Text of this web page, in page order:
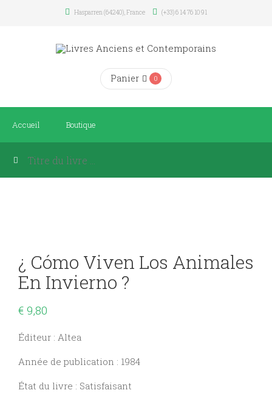
Hasparren (64240), France (+33) 6 14 76 10 91
Panier 0
Accueil Boutique
¿ Cómo Viven Los Animales
En Invierno ?
€ 9,80
Éditeur : Altea
Année de publication : 1984
État du livre : Satisfaisant